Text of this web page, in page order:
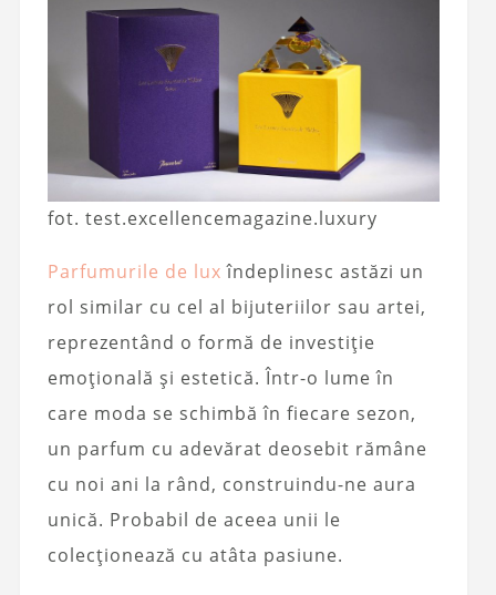
fot. test.excellencemagazine.luxury
Parfumurile de lux îndeplinesc astăzi un
rol similar cu cel al bijuteriilor sau artei,
reprezentând o formă de investiție
emoțională și estetică. Într-o lume în
care moda se schimbă în fiecare sezon,
un parfum cu adevărat deosebit rămâne
cu noi ani la rând, construindu-ne aura
unică. Probabil de aceea unii le
colecționează cu atâta pasiune.